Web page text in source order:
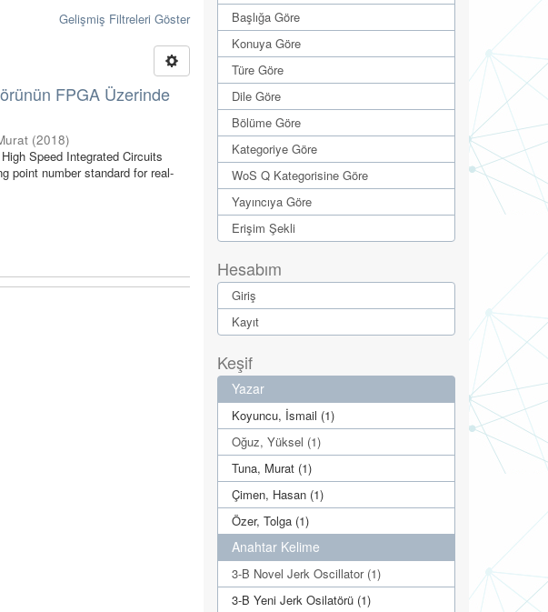
Gelişmiş Filtreleri Göster
FPGA Üzerinde
(2018)
Speed Integrated Circuits
point number standard for real-
Başlığa Göre
Konuya Göre
Türe Göre
Dile Göre
Bölüme Göre
Kategoriye Göre
WoS Q Kategorisine Göre
Yayıncıya Göre
Erişim Şekli
Hesabım
Giriş
Kayıt
Keşif
Yazar
Koyuncu, İsmail (1)
Oğuz, Yüksel (1)
Tuna, Murat (1)
Çimen, Hasan (1)
Özer, Tolga (1)
Anahtar Kelime
3-B Novel Jerk Oscillator (1)
3-B Yeni Jerk Osilatörü (1)